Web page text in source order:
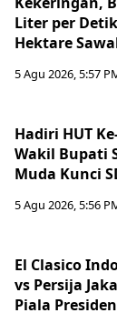
Liter per
Hektare
5 Agu 2026, 5:57
Hadiri HUT
Wakil Bupati
Muda Kunci
5 Agu 2026, 5:56
El Clasico
vs Persija
Piala